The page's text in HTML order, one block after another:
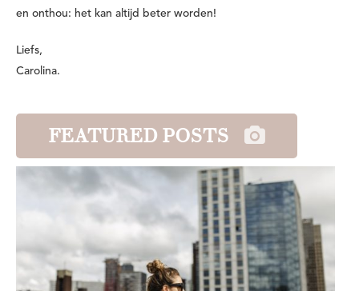
en onthou: het kan altijd beter worden!
Liefs,
Carolina.
FEATURED POSTS